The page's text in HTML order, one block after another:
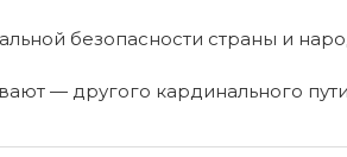
безопасности страны и
— другого кардинального